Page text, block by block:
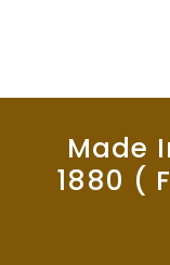
Made
1880 (